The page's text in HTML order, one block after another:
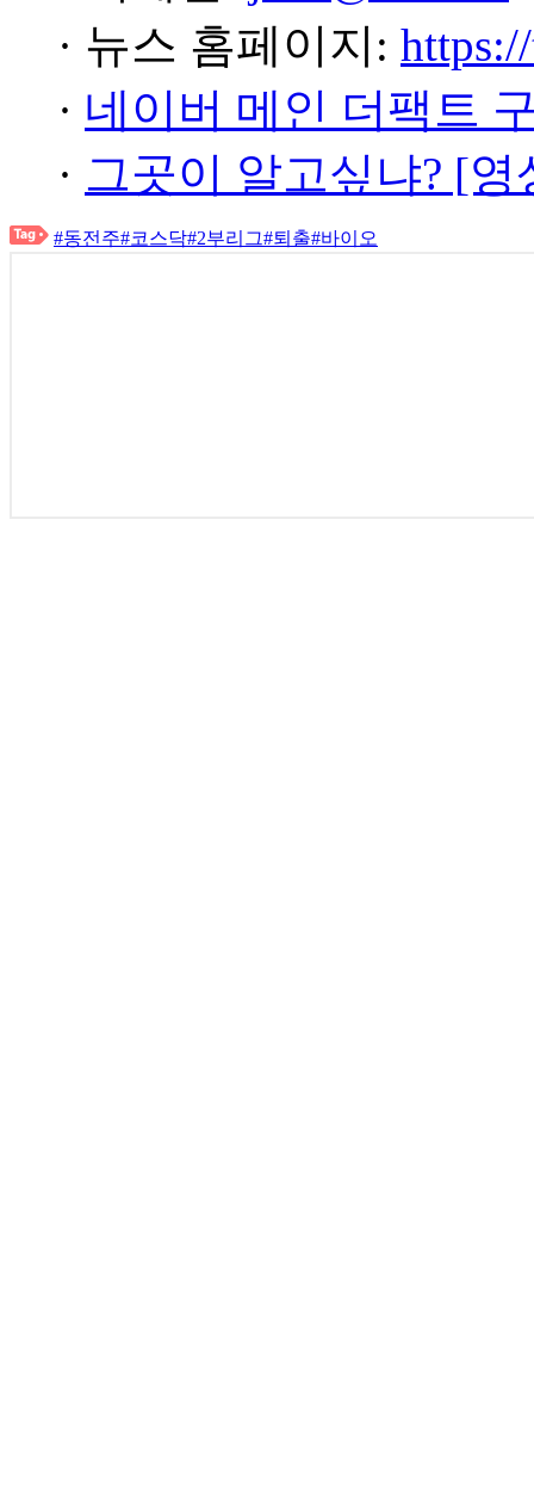
· 뉴스 홈페이지:
· 네이버 메인 더팩트
· 그곳이 알고싶냐? [
#동전주#코스닥#2부리그#퇴출#바이오